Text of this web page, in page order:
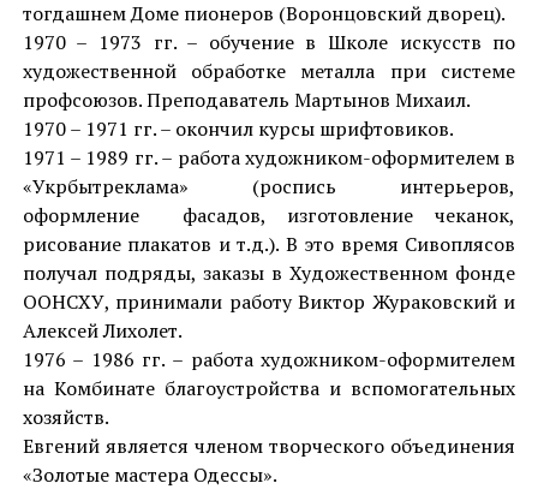
тогдашнем Доме пионеров (Воронцовский дворец).
1970 – 1973 гг. – обучение в Школе искусств по
художественной обработке металла при системе
профсоюзов. Преподаватель Мартынов Михаил.
1970 – 1971 гг. – окончил курсы шрифтовиков.
1971 – 1989 гг. – работа художником-оформителем в
«Укрбытреклама» (роспись интерьеров,
оформление фасадов, изготовление чеканок,
рисование плакатов и т.д.). В это время Сивоплясов
получал подряды, заказы в Художественном фонде
ООНСХУ, принимали работу Виктор Жураковский и
Алексей Лихолет.
1976 – 1986 гг. – работа художником-оформителем
на Комбинате благоустройства и вспомогательных
хозяйств.
Евгений является членом творческого объединения
«Золотые мастера Одессы».